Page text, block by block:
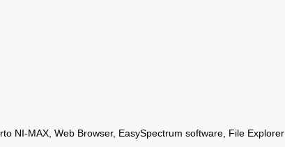
NI-MAX, Web Browser, EasySpectrum software, File Explorer